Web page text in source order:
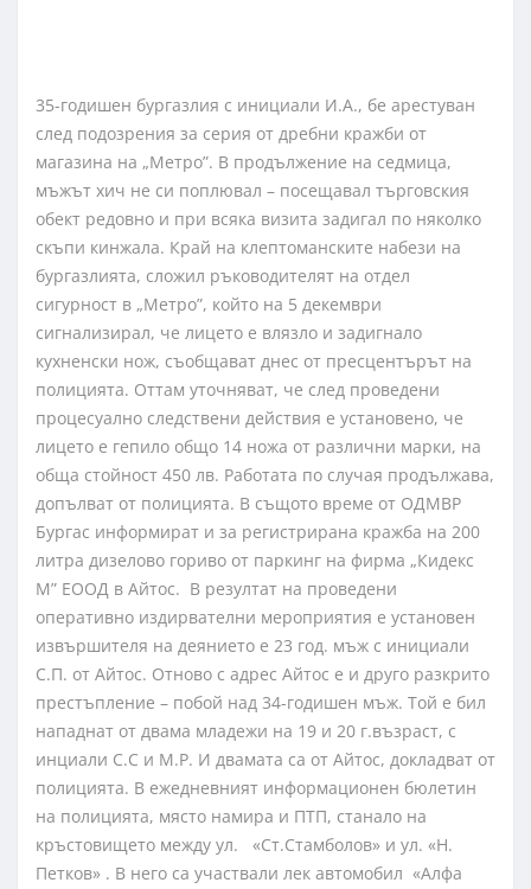
35-годишен бургазлия с инициали И.А., бе арестуван
след подозрения за серия от дребни кражби от
магазина на „Метро”. В продължение на седмица,
мъжът хич не си поплювал – посещавал търговския
обект редовно и при всяка визита задигал по няколко
скъпи кинжала. Край на клептоманските набези на
бургазлията, сложил ръководителят на отдел
сигурност в „Метро”, който на 5 декември
сигнализирал, че лицето е влязло и задигнало
кухненски нож, съобщават днес от пресцентърът на
полицията. Оттам уточняват, че след проведени
процесуално следствени действия е установено, че
лицето е гепило общо 14 ножа от различни марки, на
обща стойност 450 лв. Работата по случая продължава,
допълват от полицията. В същото време от ОДМВР
Бургас информират и за регистрирана кражба на 200
литра дизелово гориво от паркинг на фирма „Кидекс
М” ЕООД в Айтос. В резултат на проведени
оперативно издирвателни мероприятия е установен
извършителя на деянието е 23 год. мъж с инициали
С.П. от Айтос. Отново с адрес Айтос е и друго разкрито
престъпление – побой над 34-годишен мъж. Той е бил
нападнат от двама младежи на 19 и 20 г.възраст, с
инциали С.С и М.Р. И двамата са от Айтос, докладват от
полицията. В ежедневният информационен бюлетин
на полицията, място намира и ПТП, станало на
кръстовището между ул. «Ст.Стамболов» и ул. «Н.
Петков» . В него са участвали лек автомобил «Алфа